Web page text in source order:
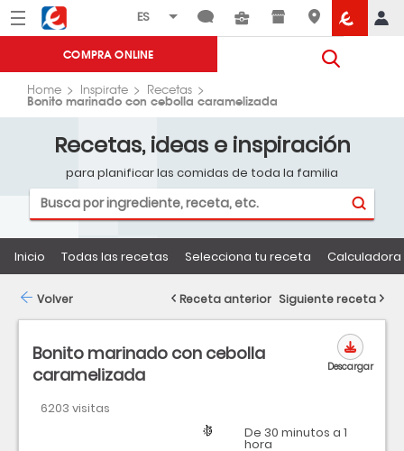
Menú Eroski
COMPRA ONLINE
Home Inspirate Recetas
Bonito marinado con cebolla caramelizada
Recetas, ideas e inspiración
para planificar las comidas de toda la familia
Inicio Todas las recetas Selecciona tu receta
Bonito marinado con cebolla
caramelizada
6203 visitas
De 30 minutos a 1
hora
Descargar
Volver Receta anterior Siguiente receta